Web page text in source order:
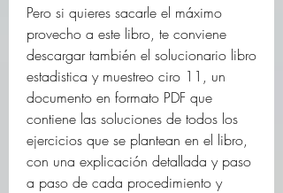
Pero si quieres sacarle el máximo
provecho a este libro, te conviene
descargar también el solucionario libro
estadistica y muestreo ciro 11, un
documento en formato PDF que
contiene las soluciones de todos los
ejercicios que se plantean en el libro,
con una explicación detallada y paso
a paso de cada procedimiento y